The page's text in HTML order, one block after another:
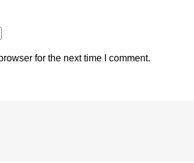
for the next time I comment.